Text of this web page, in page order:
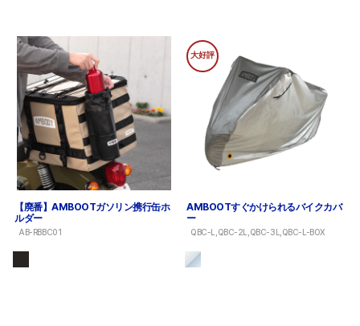
【廃番】AMBOOTガソリン携行缶ホ
ルダー
AB-RBBC01
大好評
AMBOOTすぐかけられるバイクカバ
ー
QBC-L,QBC-2L,QBC-3L,QBC-L-BOX